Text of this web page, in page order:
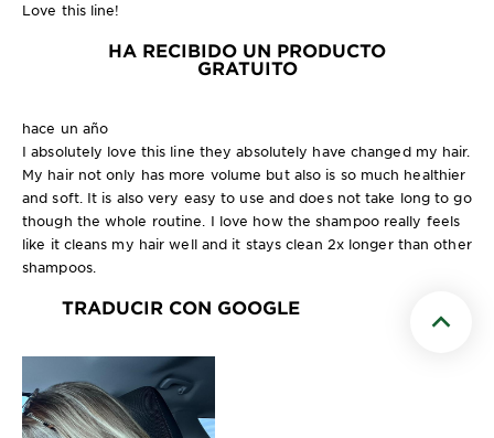
Love this line!
HA RECIBIDO UN PRODUCTO
GRATUITO
hace un año
I absolutely love this line they absolutely have changed my hair.
My hair not only has more volume but also is so much healthier
and soft. It is also very easy to use and does not take long to go
though the whole routine. I love how the shampoo really feels
like it cleans my hair well and it stays clean 2x longer than other
shampoos.
TRADUCIR CON GOOGLE
Scroll